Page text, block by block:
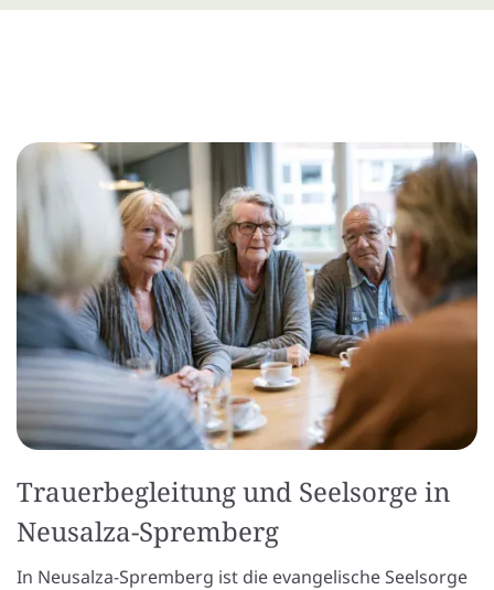
Trauerbegleitung und Seelsorge in
Neusalza-Spremberg
In Neusalza-Spremberg ist die evangelische Seelsorge